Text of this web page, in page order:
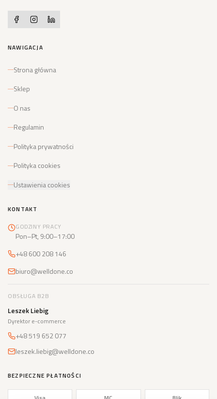
NAWIGACJA
Strona główna
Sklep
O nas
Regulamin
Polityka prywatności
Polityka cookies
Ustawienia cookies
KONTAKT
GODZINY PRACY
Pon–Pt, 9:00–17:00
+48 600 208 146
biuro@welldone.co
OBSŁUGA B2B
Leszek Liebig
Dyrektor e-commerce
+48 519 652 077
leszek.liebig@welldone.co
BEZPIECZNE PŁATNOŚCI